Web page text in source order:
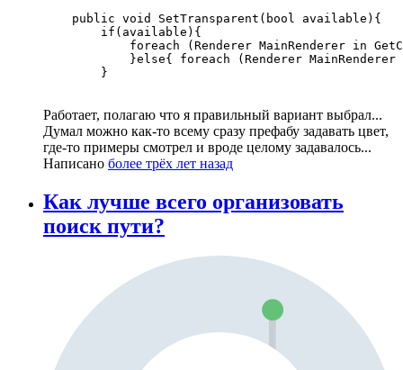
    public void SetTransparent(bool available){
        if(available){
foreach (Renderer MainRenderer in
}else{ foreach (Renderer
        }
Работает, полагаю что я правильный вариант выбрал...
Думал можно как-то всему сразу префабу задавать цвет,
где-то примеры смотрел и вроде целому задавалось...
Написано более трёх лет назад
Как лучше всего организовать
поиск пути?